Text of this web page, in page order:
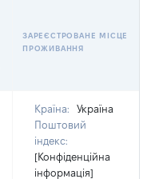
ЗАРЕЄСТРОВАНЕ МІСЦЕ
ПРОЖИВАННЯ
Країна:
Україна
Поштовий
індекс:
[Конфіденційна
інформація]